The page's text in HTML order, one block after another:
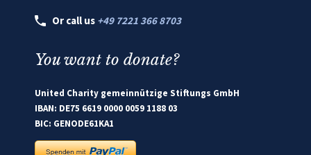
Or call us +49 7221 366 8703
You want to donate?
United Charity gemeinnützige Stiftungs GmbH
IBAN: DE75 6619 0000 0059 1188 03
BIC: GENODE61KA1